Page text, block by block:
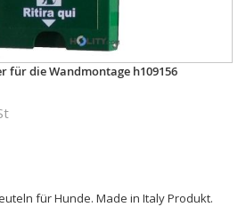
für die Wandmontage h109156
für Hunde. Made in Italy Produkt.